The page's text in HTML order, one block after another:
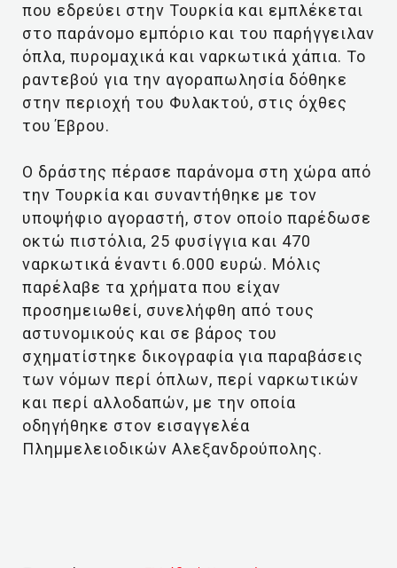
που εδρεύει στην Τουρκία και εμπλέκεται
στο παράνομο εμπόριο και του παρήγγειλαν
όπλα, πυρομαχικά και ναρκωτικά χάπια. Το
ραντεβού για την αγοραπωλησία δόθηκε
στην περιοχή του Φυλακτού, στις όχθες
του Έβρου.
Ο δράστης πέρασε παράνομα στη χώρα από
την Τουρκία και συναντήθηκε με τον
υποψήφιο αγοραστή, στον οποίο παρέδωσε
οκτώ πιστόλια, 25 φυσίγγια και 470
ναρκωτικά έναντι 6.000 ευρώ. Μόλις
παρέλαβε τα χρήματα που είχαν
προσημειωθεί, συνελήφθη από τους
αστυνομικούς και σε βάρος του
σχηματίστηκε δικογραφία για παραβάσεις
των νόμων περί όπλων, περί ναρκωτικών
και περί αλλοδαπών, με την οποία
οδηγήθηκε στον εισαγγελέα
Πλημμελειοδικών Αλεξανδρούπολης.